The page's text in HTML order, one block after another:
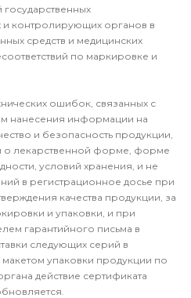
государственных
контролирующих органов в
средств и медицинских
по маркировке и
ошибок, связанных с
нанесения информации на
и безопасность продукции,
лекарственной форме, форме
условий хранения, и не
в регистрационное досье при
качества продукции, за
и упаковки, и при
гарантийного письма в
следующих серий в
макетом упаковки продукции по
действие сертификата